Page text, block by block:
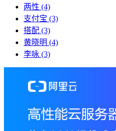
两性 (4)
支付宝 (3)
搭配 (3)
黄晓明 (4)
李咏 (3)